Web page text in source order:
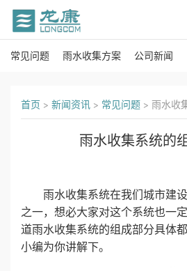
首
关
产
常见问题 雨水收集方案 公司新闻
首页 > 新闻资讯 > 常见问题 > 雨水收
雨水收集系统的
雨水收集系统在我们城市建设
之一，想必大家对这个系统也一
道雨水收集系统的组成部分具体
小编为你讲解下。